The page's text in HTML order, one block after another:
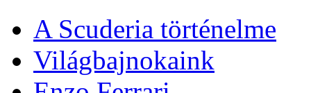
A Scuderia történelme
Világbajnokaink